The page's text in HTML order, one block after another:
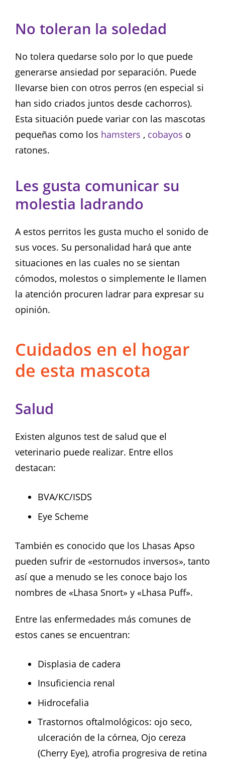
No toleran la soledad
No tolera quedarse solo por lo que puede
generarse ansiedad por separación. Puede
llevarse bien con otros perros (en especial si
han sido criados juntos desde cachorros).
Esta situación puede variar con las mascotas
pequeñas como los hamsters , cobayos o
ratones.
Les gusta comunicar su
molestia ladrando
A estos perritos les gusta mucho el sonido de
sus voces. Su personalidad hará que ante
situaciones en las cuales no se sientan
cómodos, molestos o simplemente le llamen
la atención procuren ladrar para expresar su
opinión.
Cuidados en el hogar
de esta mascota
Salud
Existen algunos test de salud que el
veterinario puede realizar. Entre ellos
destacan:
BVA/KC/ISDS
Eye Scheme
También es conocido que los Lhasas Apso
pueden sufrir de «estornudos inversos», tanto
así que a menudo se les conoce bajo los
nombres de «Lhasa Snort» y «Lhasa Puff».
Entre las enfermedades más comunes de
estos canes se encuentran:
Displasia de cadera
Insuficiencia renal
Hidrocefalia
Trastornos oftalmológicos: ojo seco,
ulceración de la córnea, Ojo cereza
(Cherry Eye), atrofia progresiva de retina